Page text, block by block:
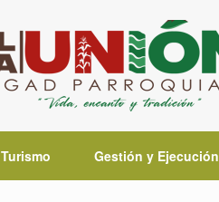
Turismo Gestión y Ejecución